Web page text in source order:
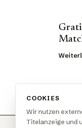
COOKIES
Wir nutzen
Titelanzeige und